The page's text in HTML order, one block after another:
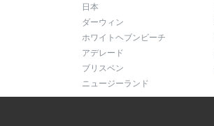
日本
ダーウィン
ホワイトヘブンビーチ
アデレード
ブリスベン
ニュージーランド